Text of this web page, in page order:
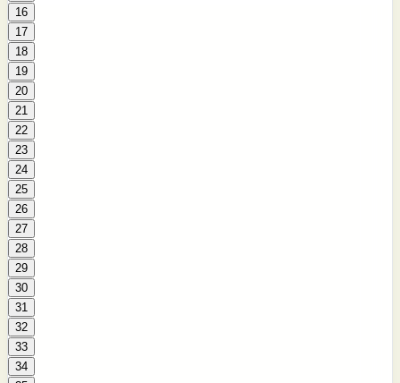
16
17
18
19
20
21
22
23
24
25
26
27
28
29
30
31
32
33
34